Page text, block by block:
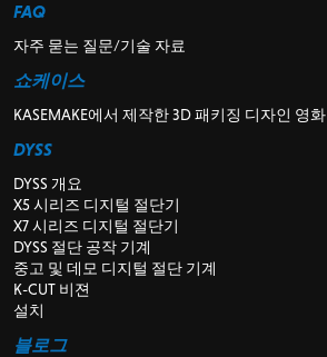
FAQ
자주 묻는 질문/기술 자료
쇼케이스
KASEMAKE에서 제작한 3D 패키징 디자인 영화
DYSS
DYSS 개요
X5 시리즈 디지털 절단기
X7 시리즈 디지털 절단기
DYSS 절단 공작 기계
중고 및 데모 디지털 절단 기계
K-CUT 비젼
설치
블로그